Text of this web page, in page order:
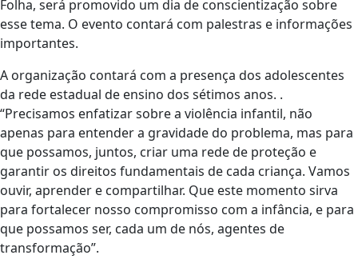
Folha, será promovido um dia de conscientização sobre
esse tema. O evento contará com palestras e informações
importantes.
A organização contará com a presença dos adolescentes
da rede estadual de ensino dos sétimos anos. .
“Precisamos enfatizar sobre a violência infantil, não
apenas para entender a gravidade do problema, mas para
que possamos, juntos, criar uma rede de proteção e
garantir os direitos fundamentais de cada criança. Vamos
ouvir, aprender e compartilhar. Que este momento sirva
para fortalecer nosso compromisso com a infância, e para
que possamos ser, cada um de nós, agentes de
transformação”.